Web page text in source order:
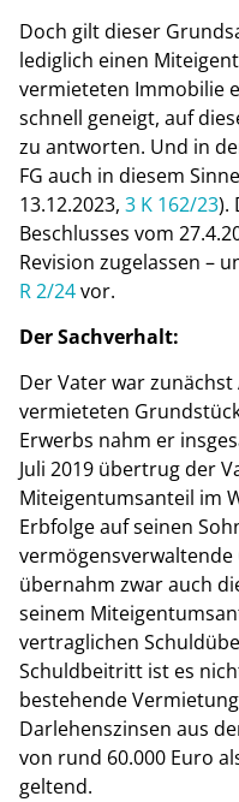
Doch gilt dieser
lediglich einen
vermieteten Immobilie
schnell geneigt, auf
zu antworten. Und in
FG auch in diesem
13.12.2023, 3 K 162/23).
Beschlusses vom
Revision zugelassen –
R 2/24vor.
Der Sachverhalt:
Der Vater war
vermieteten
Erwerbs nahm er
Juli 2019 übertrug der
Miteigentumsanteil im
Erbfolge auf seinen
vermögensverwaltende
übernahm zwar auch
seinem
vertraglichen
Schuldbeitritt ist es
bestehende
Darlehenszinsen aus
von rund 60.000 Euro
geltend.